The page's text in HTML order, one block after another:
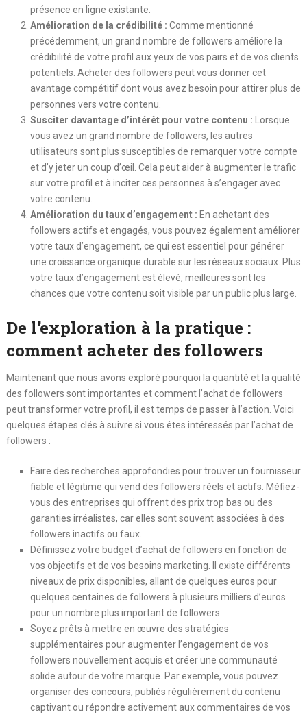
présence en ligne existante.
Amélioration de la crédibilité : Comme mentionné
précédemment, un grand nombre de followers améliore la
crédibilité de votre profil aux yeux de vos pairs et de vos clients
potentiels. Acheter des followers peut vous donner cet
avantage compétitif dont vous avez besoin pour attirer plus de
personnes vers votre contenu.
Susciter davantage d’intérêt pour votre contenu : Lorsque
vous avez un grand nombre de followers, les autres
utilisateurs sont plus susceptibles de remarquer votre compte
et d’y jeter un coup d’œil. Cela peut aider à augmenter le trafic
sur votre profil et à inciter ces personnes à s’engager avec
votre contenu.
Amélioration du taux d’engagement : En achetant des
followers actifs et engagés, vous pouvez également améliorer
votre taux d’engagement, ce qui est essentiel pour générer
une croissance organique durable sur les réseaux sociaux. Plus
votre taux d’engagement est élevé, meilleures sont les
chances que votre contenu soit visible par un public plus large.
De l’exploration à la pratique :
comment acheter des followers
Maintenant que nous avons exploré pourquoi la quantité et la qualité
des followers sont importantes et comment l’achat de followers
peut transformer votre profil, il est temps de passer à l’action. Voici
quelques étapes clés à suivre si vous êtes intéressés par l’achat de
followers :
Faire des recherches approfondies pour trouver un fournisseur
fiable et légitime qui vend des followers réels et actifs. Méfiez-
vous des entreprises qui offrent des prix trop bas ou des
garanties irréalistes, car elles sont souvent associées à des
followers inactifs ou faux.
Définissez votre budget d’achat de followers en fonction de
vos objectifs et de vos besoins marketing. Il existe différents
niveaux de prix disponibles, allant de quelques euros pour
quelques centaines de followers à plusieurs milliers d’euros
pour un nombre plus important de followers.
Soyez prêts à mettre en œuvre des stratégies
supplémentaires pour augmenter l’engagement de vos
followers nouvellement acquis et créer une communauté
solide autour de votre marque. Par exemple, vous pouvez
organiser des concours, publiés régulièrement du contenu
captivant ou répondre activement aux commentaires de vos